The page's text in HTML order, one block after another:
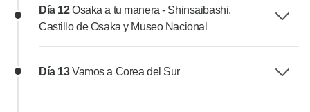
Día 12Osaka a tu manera - Shinsaibashi,
Castillo de Osaka y Museo Nacional
Día 13Vamos a Corea del Sur